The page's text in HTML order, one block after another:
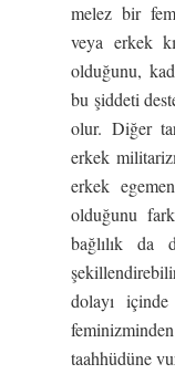
melez bir
veya erkek
olduğunu,
bu şiddeti
olur. Diğer
erkek
erkek
olduğunu
bağlılık da
dolayı
taahhüdüne